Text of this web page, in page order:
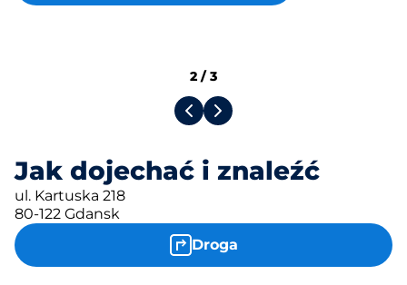
Jak dojechać i znaleźć
ul. Kartuska 218
80-122 Gdansk
Droga
2 /3